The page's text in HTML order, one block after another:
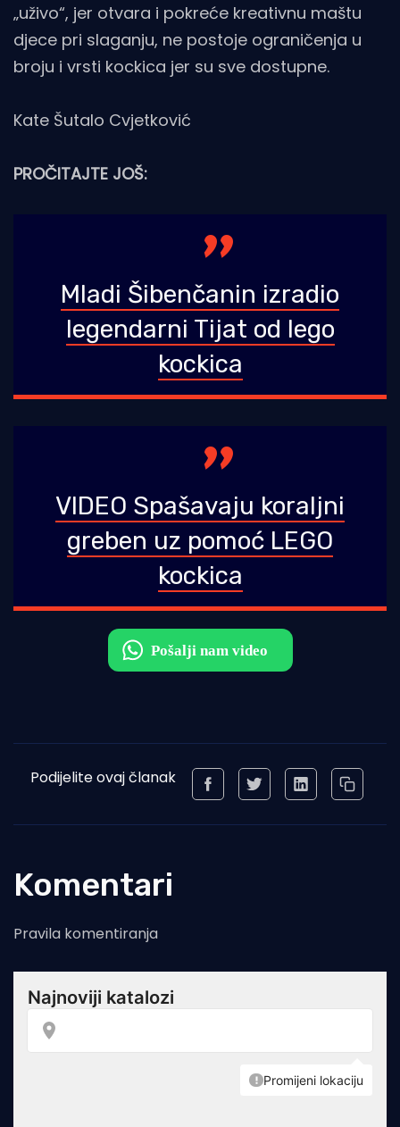
„uživo“, jer otvara i pokreće kreativnu maštu
djece pri slaganju, ne postoje ograničenja u
broju i vrsti kockica jer su sve dostupne.
Kate Šutalo Cvjetković
PROČITAJTE JOŠ:
Mladi Šibenčanin izradio
legendarni Tijat od lego
kockica
VIDEO Spašavaju koraljni
greben uz pomoć LEGO
kockica
Podijelite ovaj članak
Komentari
Pravila komentiranja